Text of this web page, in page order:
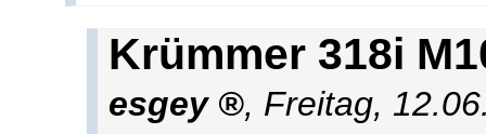
Krümmer 318i
esgey , Freitag,